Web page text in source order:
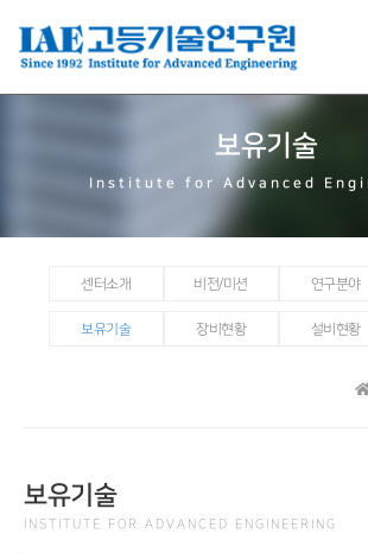
보유기술
Institute for Advanced
센터소개 비전/미션 연구분야
보유기술 장비현황 설비현황
보유기술
INSTITUTE FOR ADVANCED ENGINEERING